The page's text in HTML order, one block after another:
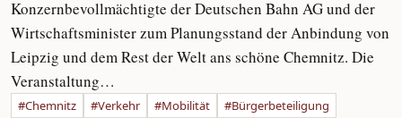
Konzernbevollmächtigte der Deutschen Bahn AG und der
Wirtschaftsminister zum Planungsstand der Anbindung von
Leipzig und dem Rest der Welt ans schöne Chemnitz. Die
Veranstaltung…
#Chemnitz #Verkehr #Mobilität #Bürgerbeteiligung